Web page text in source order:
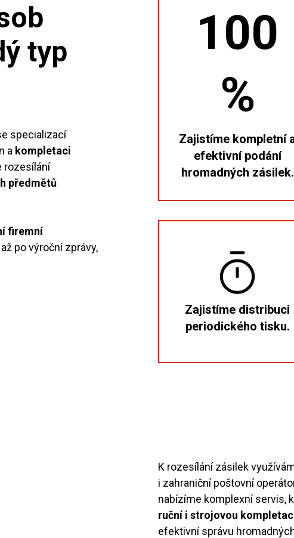
typ
specializací
a kompletaci
rozesílání
předmětů
firemní
po výroční zprávy,
100
%
Zajistíme kompletní
efektivní podání
hromadných zásilek.
Zajistíme distribuci
periodického tisku.
K rozesílání zásilek
i zahraniční poštovní
nabízíme komplexní servis,
ruční i strojovou
efektivní správu